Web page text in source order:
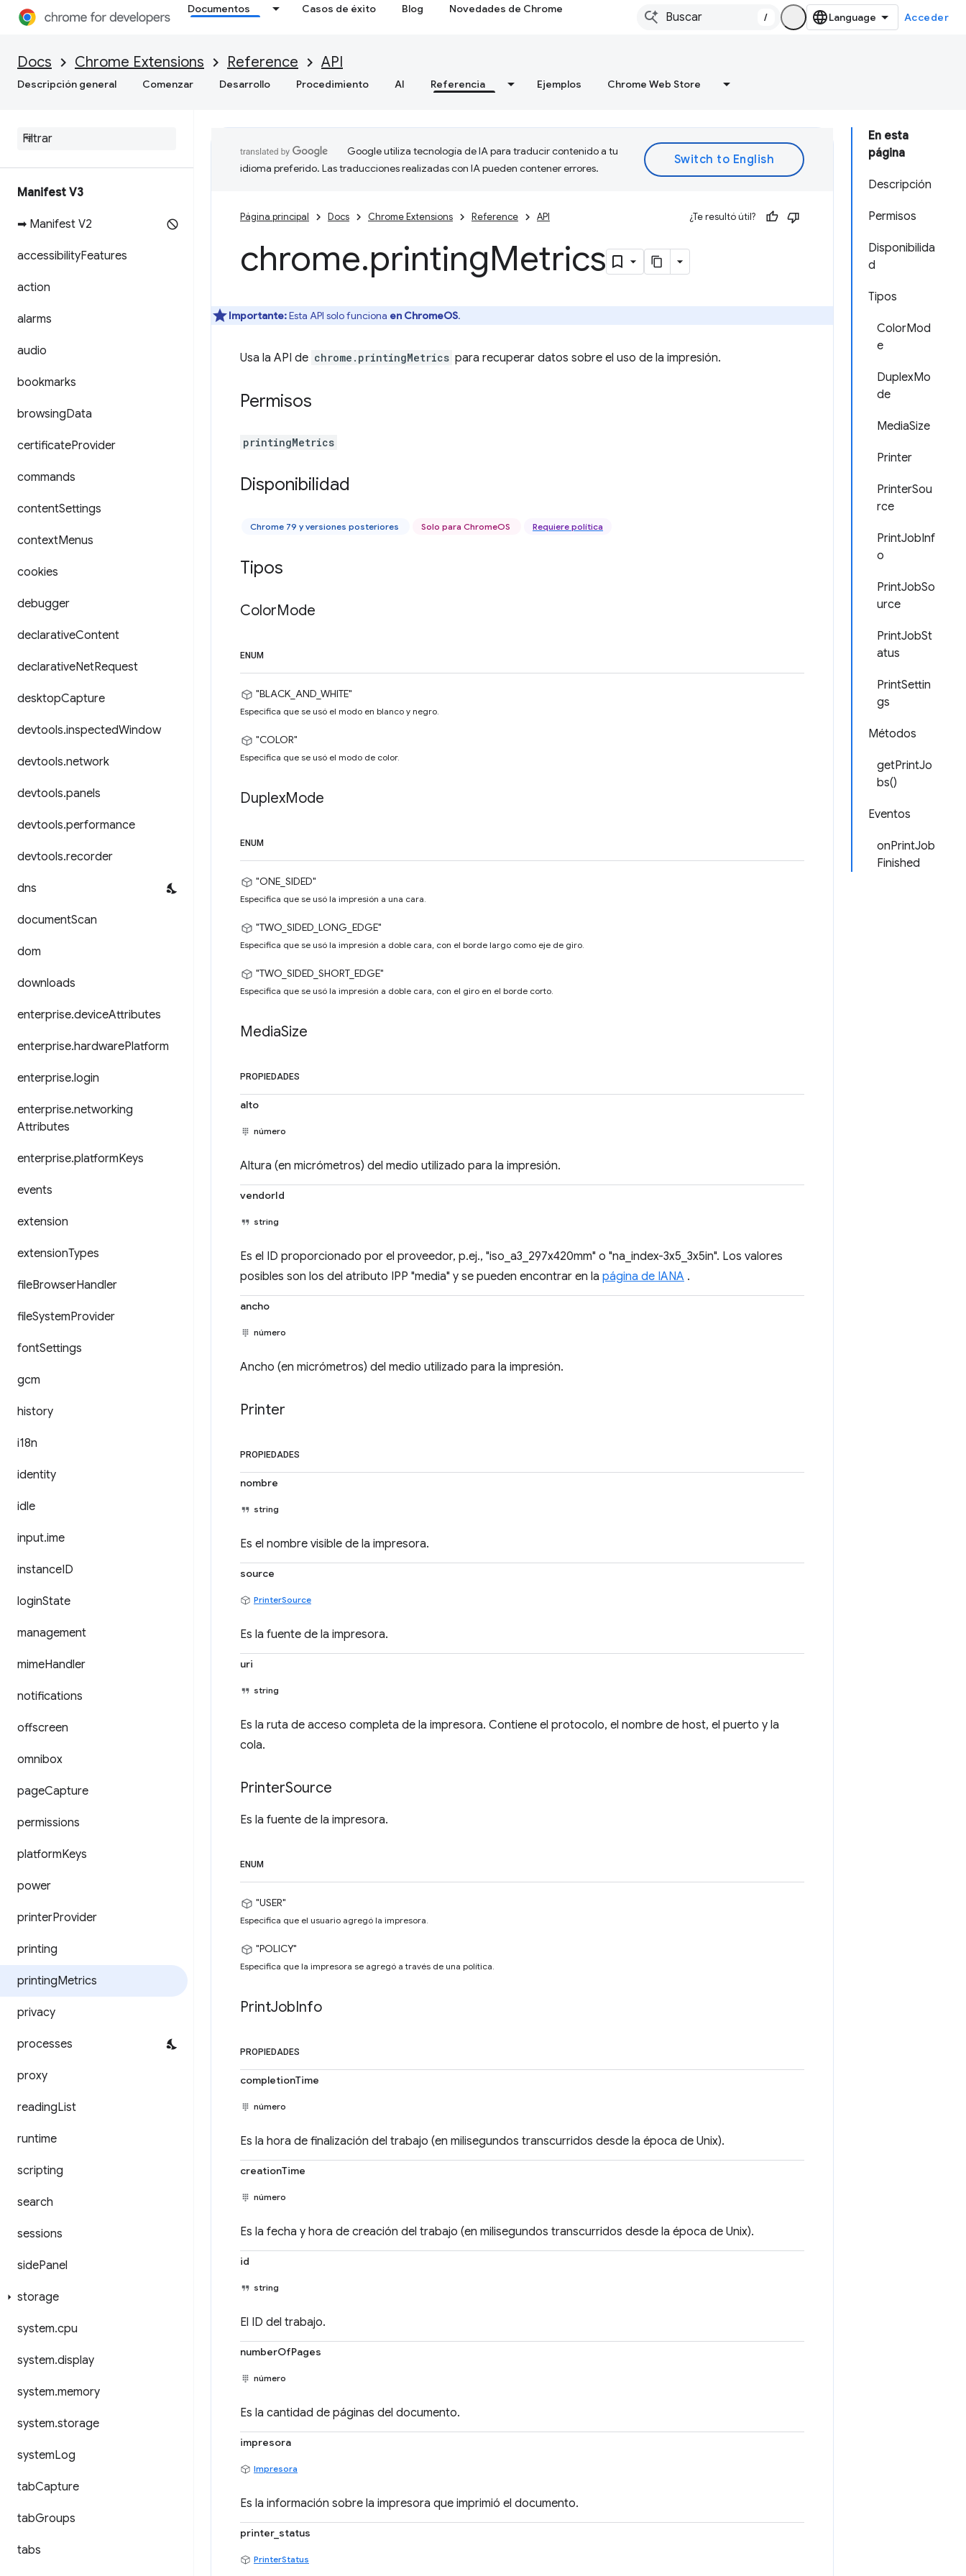
Documentos Casos de éxito Blog Novedades de Chrome
/ Acceder
Docs Chrome Extensions Reference API
Descripción general Comenzar Desarrollo Procedimiento AI Referencia Ejemplos Chrome Web Store
Manifest V3
➡ Manifest V2
accessibilityFeatures
action
alarms
audio
bookmarks
browsingData
certificateProvider
commands
contentSettings
contextMenus
cookies
debugger
declarativeContent
declarativeNetRequest
desktopCapture
devtools.inspectedWindow
devtools.network
devtools.panels
devtools.performance
devtools.recorder
dns
documentScan
dom
downloads
enterprise.deviceAttributes
enterprise.hardwarePlatform
enterprise.login
enterprise.networking
Attributes
enterprise.platformKeys
events
extension
extensionTypes
fileBrowserHandler
fileSystemProvider
fontSettings
gcm
history
i18n
identity
idle
input.ime
instanceID
loginState
management
mimeHandler
notifications
offscreen
omnibox
pageCapture
permissions
platformKeys
power
printerProvider
printing
printingMetrics
privacy
processes
proxy
readingList
runtime
scripting
search
sessions
sidePanel
storage
system.cpu
system.display
system.memory
system.storage
systemLog
tabCapture
tabGroups
tabs
En esta
página
Descripción
Permisos
Disponibilida
d
Tipos
ColorMod
e
DuplexMo
de
MediaSize
Printer
PrinterSou
rce
PrintJobInf
o
PrintJobSo
urce
PrintJobSt
atus
PrintSettin
gs
Métodos
getPrintJo
bs()
Eventos
onPrintJob
Finished
Google utiliza tecnología de IA para traducir contenido a tu
idioma preferido. Las traducciones realizadas con IA pueden contener errores.
Página principal Docs Chrome Extensions Reference API ¿Te resultó útil?
chrome.printingMetrics
Importante:Esta API solo funciona en ChromeOS.
Usa la API de chrome.printingMetrics para recuperar datos sobre el uso de la impresión.
Permisos
printingMetrics
Disponibilidad
Chrome 79 y versiones posteriores Solo para ChromeOS Requiere política
Tipos
ColorMode
ENUM
"BLACK_AND_WHITE"
Especifica que se usó el modo en blanco y negro.
"COLOR"
Especifica que se usó el modo de color.
DuplexMode
ENUM
"ONE_SIDED"
Especifica que se usó la impresión a una cara.
"TWO_SIDED_LONG_EDGE"
Especifica que se usó la impresión a doble cara, con el borde largo como eje de giro.
"TWO_SIDED_SHORT_EDGE"
Especifica que se usó la impresión a doble cara, con el giro en el borde corto.
MediaSize
PROPIEDADES
alto
número
Altura (en micrómetros) del medio utilizado para la impresión.
vendorId
string
Es el ID proporcionado por el proveedor, p.ej., "iso_a3_297x420mm" o "na_index-3x5_3x5in". Los valores
posibles son los del atributo IPP "media" y se pueden encontrar en la página de IANA .
ancho
número
Ancho (en micrómetros) del medio utilizado para la impresión.
Printer
PROPIEDADES
nombre
string
Es el nombre visible de la impresora.
source
PrinterSource
Es la fuente de la impresora.
uri
string
Es la ruta de acceso completa de la impresora. Contiene el protocolo, el nombre de host, el puerto y la
cola.
PrinterSource
Es la fuente de la impresora.
ENUM
"USER"
Especifica que el usuario agregó la impresora.
"POLICY"
Especifica que la impresora se agregó a través de una política.
PrintJobInfo
PROPIEDADES
completionTime
número
Es la hora de finalización del trabajo (en milisegundos transcurridos desde la época de Unix).
creationTime
número
Es la fecha y hora de creación del trabajo (en milisegundos transcurridos desde la época de Unix).
id
string
El ID del trabajo.
numberOfPages
número
Es la cantidad de páginas del documento.
impresora
Impresora
Es la información sobre la impresora que imprimió el documento.
printer_status
PrinterStatus